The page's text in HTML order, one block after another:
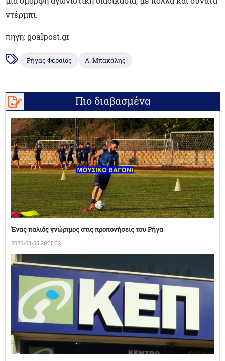
ντέρμπι.
πηγή: goalpost.gr
Ρήγας Φεραίος Λ. Μπακάλης
Πιο διαβασμένα
Ένας παλιός γνώριμος στις προπονήσεις του Ρήγα
2026-08-05 20:35:32